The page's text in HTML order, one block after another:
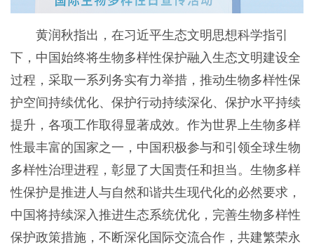
黄润秋指出，在习近平生态文明思想科学指引
下，中国始终将生物多样性保护融入生态文明建设全
过程，采取一系列务实有力举措，推动生物多样性保
护空间持续优化、保护行动持续深化、保护水平持续
提升，各项工作取得显著成效。作为世界上生物多样
性最丰富的国家之一，中国积极参与和引领全球生物
多样性治理进程，彰显了大国责任和担当。生物多样
性保护是推进人与自然和谐共生现代化的必然要求，
中国将持续深入推进生态系统优化，完善生物多样性
保护政策措施，不断深化国际交流合作，共建繁荣永